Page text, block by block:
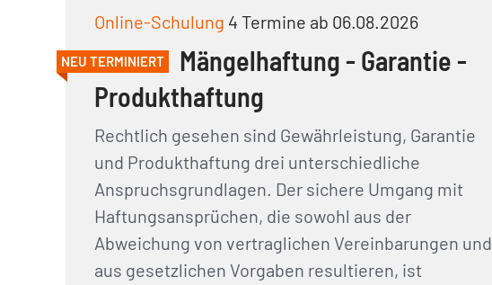
Online-Schulung 4 Termine ab 06.08.2026
NEU TERMINIERT
Mängelhaftung - Garantie -
Produkthaftung
Rechtlich gesehen sind Gewährleistung, Garantie
und Produkthaftung drei unterschiedliche
Anspruchsgrundlagen. Der sichere Umgang mit
Haftungsansprüchen, die sowohl aus der
Abweichung von vertraglichen Vereinbarungen und
aus gesetzlichen Vorgaben resultieren, ist